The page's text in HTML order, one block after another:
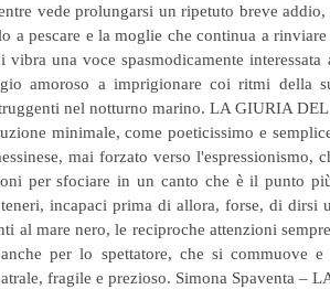
vede prolungarsi un ripetuto breve
a pescare e la moglie che continua a
vibra una voce spasmodicamente
amoroso a imprigionare coi ritmi della
nel notturno marino. LA GIURIA
minimale, come poeticissimo e
mai forzato verso l'espressionismo,
per sfociare in un canto che è il punto
incapaci prima di allora, forse, di dirsi
al mare nero, le reciproche attenzioni
per lo spettatore, che si commuove
fragile e prezioso. Simona Spaventa –